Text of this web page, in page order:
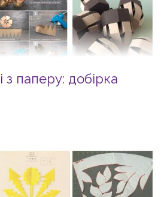
з паперу: добірка